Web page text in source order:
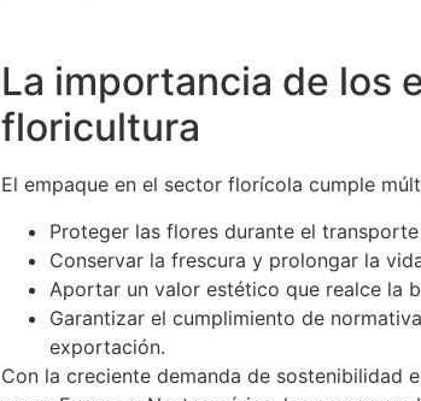
La importancia de los
floricultura
El empaque en el sector florícola cumple
Proteger las flores durante el
Conservar la frescura y prolongar la
Aportar un valor estético que realce la
Garantizar el cumplimiento de
exportación.
Con la creciente demanda de sostenibilidad